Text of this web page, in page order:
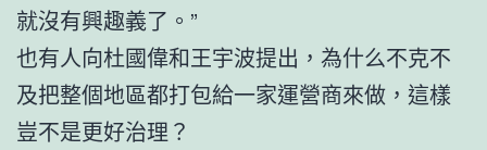
就沒有興趣義了。”
也有人向杜國偉和王宇波提出，為什么不克不
及把整個地區都打包給一家運營商來做，這樣
豈不是更好治理？